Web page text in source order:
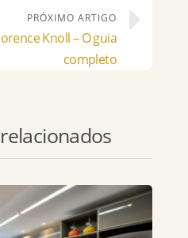
PRÓXIMO ARTIGO
Knoll – O guia
completo